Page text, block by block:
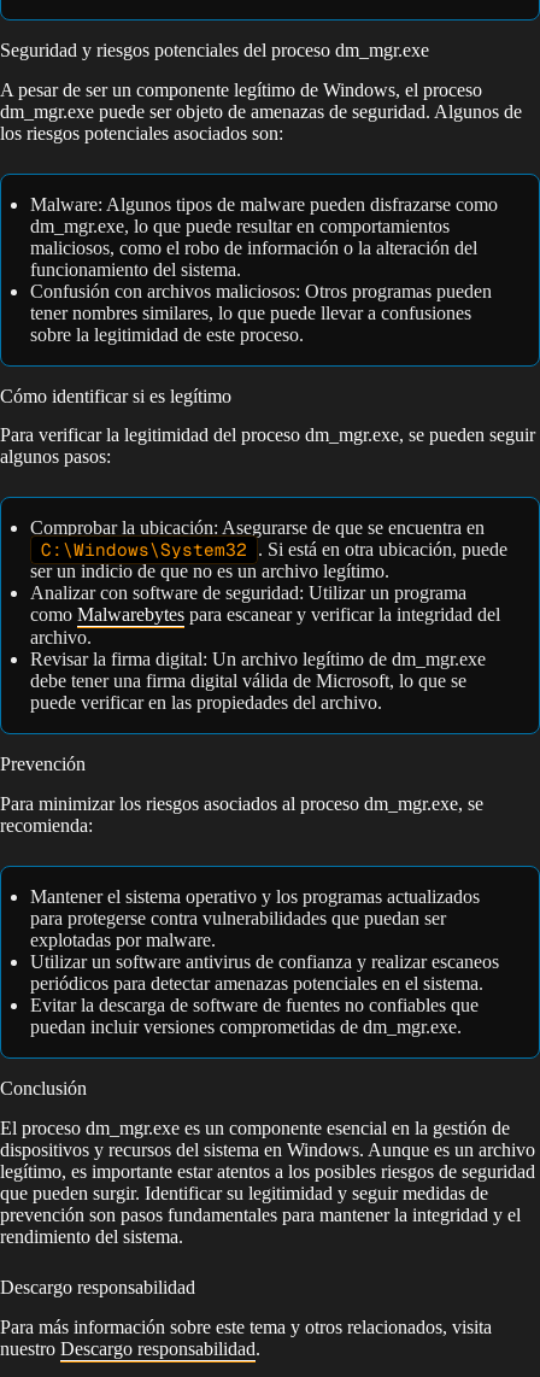
Seguridad y riesgos potenciales del proceso dm_mgr.exe
A pesar de ser un componente legítimo de Windows, el proceso
dm_mgr.exe puede ser objeto de amenazas de seguridad. Algunos de
los riesgos potenciales asociados son:
Malware: Algunos tipos de malware pueden disfrazarse como
dm_mgr.exe, lo que puede resultar en comportamientos
maliciosos, como el robo de información o la alteración del
funcionamiento del sistema.
Confusión con archivos maliciosos: Otros programas pueden
tener nombres similares, lo que puede llevar a confusiones
sobre la legitimidad de este proceso.
Cómo identificar si es legítimo
Para verificar la legitimidad del proceso dm_mgr.exe, se pueden seguir
algunos pasos:
Comprobar la ubicación: Asegurarse de que se encuentra en
C:\Windows\System32
. Si está en otra ubicación, puede
ser un indicio de que no es un archivo legítimo.
Analizar con software de seguridad: Utilizar un programa
como Malwarebytes para escanear y verificar la integridad del
archivo.
Revisar la firma digital: Un archivo legítimo de dm_mgr.exe
debe tener una firma digital válida de Microsoft, lo que se
puede verificar en las propiedades del archivo.
Prevención
Para minimizar los riesgos asociados al proceso dm_mgr.exe, se
recomienda:
Mantener el sistema operativo y los programas actualizados
para protegerse contra vulnerabilidades que puedan ser
explotadas por malware.
Utilizar un software antivirus de confianza y realizar escaneos
periódicos para detectar amenazas potenciales en el sistema.
Evitar la descarga de software de fuentes no confiables que
puedan incluir versiones comprometidas de dm_mgr.exe.
Conclusión
El proceso dm_mgr.exe es un componente esencial en la gestión de
dispositivos y recursos del sistema en Windows. Aunque es un archivo
legítimo, es importante estar atentos a los posibles riesgos de seguridad
que pueden surgir. Identificar su legitimidad y seguir medidas de
prevención son pasos fundamentales para mantener la integridad y el
rendimiento del sistema.
Descargo responsabilidad
Para más información sobre este tema y otros relacionados, visita
nuestro Descargo responsabilidad.